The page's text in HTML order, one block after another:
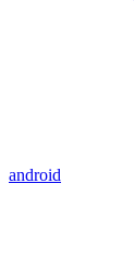
android